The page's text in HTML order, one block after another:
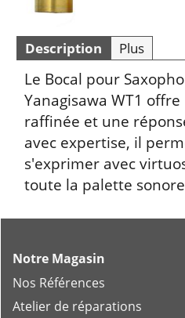
Description Plus
Le Bocal pour
Yanagisawa WT1
raffinée et une
avec expertise, il
s'exprimer avec
toute la palette
Notre Magasin
Nos Références
Atelier de réparations